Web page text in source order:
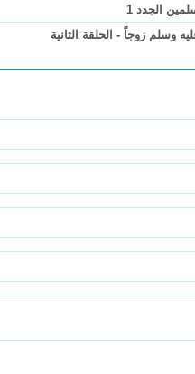
وسلم زوجاً - الحلقة الثانية